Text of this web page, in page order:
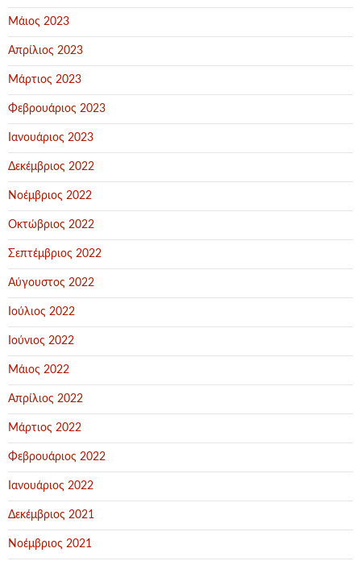
Μάιος 2023
Απρίλιος 2023
Μάρτιος 2023
Φεβρουάριος 2023
Ιανουάριος 2023
Δεκέμβριος 2022
Νοέμβριος 2022
Οκτώβριος 2022
Σεπτέμβριος 2022
Αύγουστος 2022
Ιούλιος 2022
Ιούνιος 2022
Μάιος 2022
Απρίλιος 2022
Μάρτιος 2022
Φεβρουάριος 2022
Ιανουάριος 2022
Δεκέμβριος 2021
Νοέμβριος 2021